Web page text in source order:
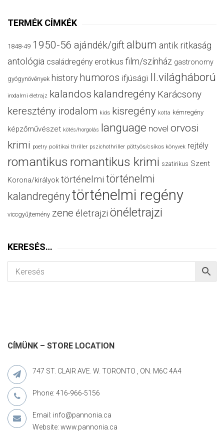
TERMÉK CÍMKÉK
1848-49 1950-56 ajándék/giftalbum antik ritkaság
antológia családregény erotikus film/színház gastronomy
gyógynövények history humoros ifjúsági II.világháború
irodalmi életrajz kalandos kalandregény Karácsony
keresztény irodalom kids kisregény kotta kémregény
képzőművészet kötés/horgolás language novel orvosi
krimi poetry politikai thriller pszichothriller pöttyös/csíkos könyvek rejtély
romantikus romantikus krimi szatirikus Szent
Korona/királyok történelmi történelmi
kalandregénytörténelmi regény
viccgyűjtemény zene életrajzi önéletrajzi
KERESÉS…
CÍMÜNK – STORE LOCATION
747 ST. CLAIR AVE. W. TORONTO , ON. M6C 4A4
Phone: 416-966-5156
Email: info@pannonia.ca
Website: www.pannonia.ca